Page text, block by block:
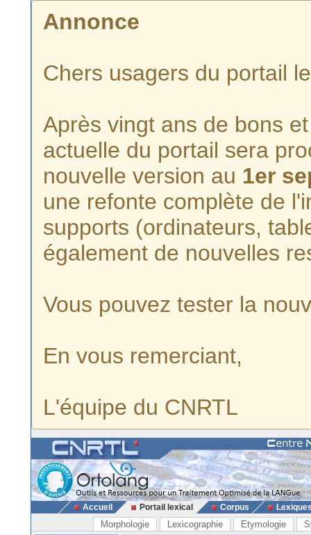
Annonce
Chers usagers du portail
Après vingt ans de bons
actuelle du portail sera
nouvelle version au 1er
une refonte complète de
supports (ordinateurs,
également de nouvelles
Vous pouvez tester la
En vous remerciant,
L'équipe du CNRTL
Accueil Portail lexical Corpus
Morphologie Lexicographie Etymologie